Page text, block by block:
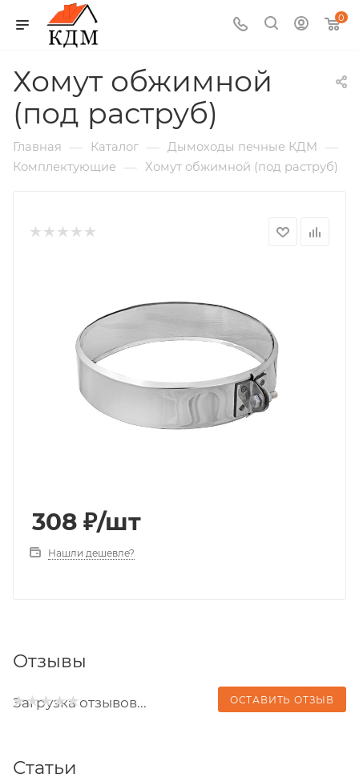
0
Хомут обжимной
(под раструб)
Главная — Каталог — Дымоходы печные КДМ —
Комплектующие — Хомут обжимной (под раструб)
308 ₽/шт
Нашли дешевле?
Отзывы
ОСТАВИТЬ ОТЗЫВ
Загрузка отзывов...
Статьи